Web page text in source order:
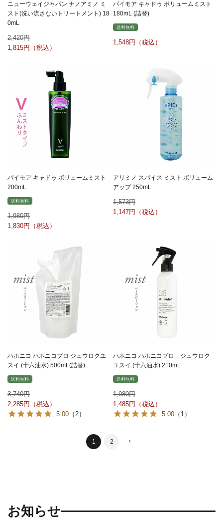
ニューウェイジャパン ナノアミノ ミ
スト(洗い流さないトリートメント) 18
0mL
2,420
1,815
パイモア キャドゥ ボリュームミスト
180mL (詰替)
送料無料
1,548
パイモア キャドゥ ボリュームミスト
200mL
送料無料
1,980
1,830
アリミノ スパイス ミスト ボリューム
アップ 250mL
1,573
1,147
ハホニコ ハホニコプロ ジュウロクユ
スイ (十六油水) 500mL(詰替)
送料無料
3,740
2,285
5.00 （2）
ハホニコ ハホニコプロ ジュウロク
ユスイ (十六油水) 210mL
送料無料
1,980
1,485
5.00 （1）
1 2
お知らせ